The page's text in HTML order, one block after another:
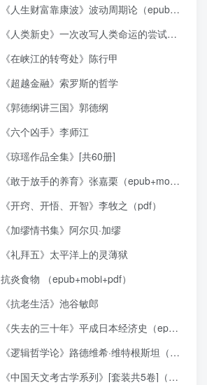
《人生财富靠康波》波动周期论（epub+mobi+azw3+pdf）
《人类新史》一次改写人类命运的尝试（epub+mobi+azw3+pdf）
《在峡江的转弯处》陈行甲
《超越金融》索罗斯的哲学
《郭德纲讲三国》郭德纲
《六个凶手》李师江
《琼瑶作品全集》[共60册]
《敢于放手的养育》张嘉栗（epub+mobi+azw3+pdf）
《开窍、开悟、开智》李牧之（pdf）
《加缪情书集》阿尔贝·加缪
《礼拜五》太平洋上的灵薄狱
抗炎食物 （epub+mobi+pdf）
《抗老生活》池谷敏郎
《失去的三十年》平成日本经济史（epub+mobi+azw3+pdf）
《逻辑哲学论》路德维希·维特根斯坦（epub+mobi+azw3+pdf）
《中国天文考古学系列》[套装共5卷]（epub+mobi+azw3+pdf）